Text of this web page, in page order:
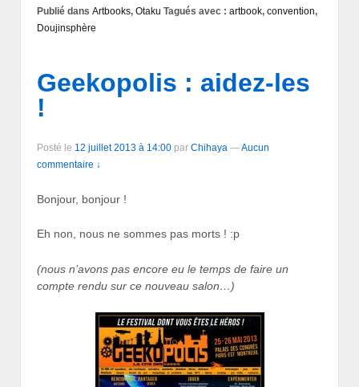
Publié dans Artbooks, Otaku Tagués avec : artbook, convention,
Doujinsphère
Geekopolis : aidez-les
!
Posté le 12 juillet 2013 à 14:00 par Chihaya —Aucun
commentaire ↓
Bonjour, bonjour !
Eh non, nous ne sommes pas morts ! :p
(nous n’avons pas encore eu le temps de faire un
compte rendu sur ce nouveau salon…)